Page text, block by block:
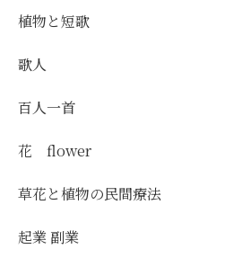
植物と短歌
歌人
百人一首
花 flower
草花と植物の民間療法
起業 副業